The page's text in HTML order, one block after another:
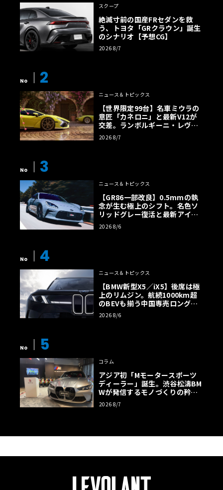
スクープ
絶滅寸前の国産FRセダンを救
う、トヨタ「GRクラウン」誕生
のシナリオ【予想CG】
2026 8/7
No 2
ニュース＆トピックス
【世界限定99台】名車ミウラの
意匠「カネロニ」と最新V12が
交差。ランボルギーニ・レヴエ
ルトに60周年記念車が登場
2026 8/7
No 3
ニュース＆トピックス
【GR86一部改良】0.5mmの執
念が生む極上のシフト。名色ソ
リッドグレー復活と最新アイサ
イトでFRの極みへ
2026 8/6
No 4
ニュース＆トピックス
【BMW新型X5／iX5】後席は極
上のリムジン。航続1000km超
のBEVも揃う中国専売ロング仕
様の全貌
2026 8/6
No 5
コラム
アジア初「Mモータースポーツ
ディーラー」誕生。渋谷松濤BM
Wが発信するモノづくりの矜持
【木下隆之コラム】
2026 8/7